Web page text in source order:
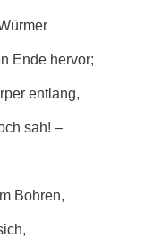
Ende hervor;
entlang,
sah! –
Bohren,